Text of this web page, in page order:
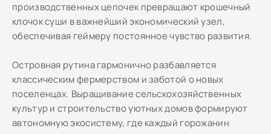
производственных цепочек превращают крошечный
клочок суши в важнейший экономический узел,
обеспечивая геймеру постоянное чувство развития.
Островная рутина гармонично разбавляется
классическим фермерством и заботой о новых
поселенцах. Выращивание сельскохозяйственных
культур и строительство уютных домов формируют
автономную экосистему, где каждый горожанин